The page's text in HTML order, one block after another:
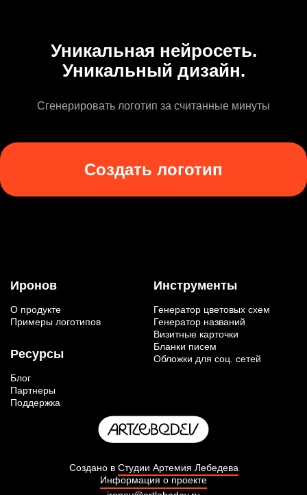
Уникальная нейросеть.
Уникальный дизайн.
Сгенерировать логотип за считанные минуты
Создать логотип
Иронов
О продукте
Примеры логотипов
Ресурсы
Блог
Партнеры
Поддержка
Инструменты
Генератор цветовых схем
Генератор названий
Визитные карточки
Бланки писем
Обложки для соц. сетей
Создано в Студии Артемия Лебедева
Информация о проекте